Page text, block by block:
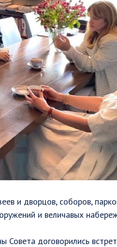
и дворцов, соборов,
и величавых
договорились